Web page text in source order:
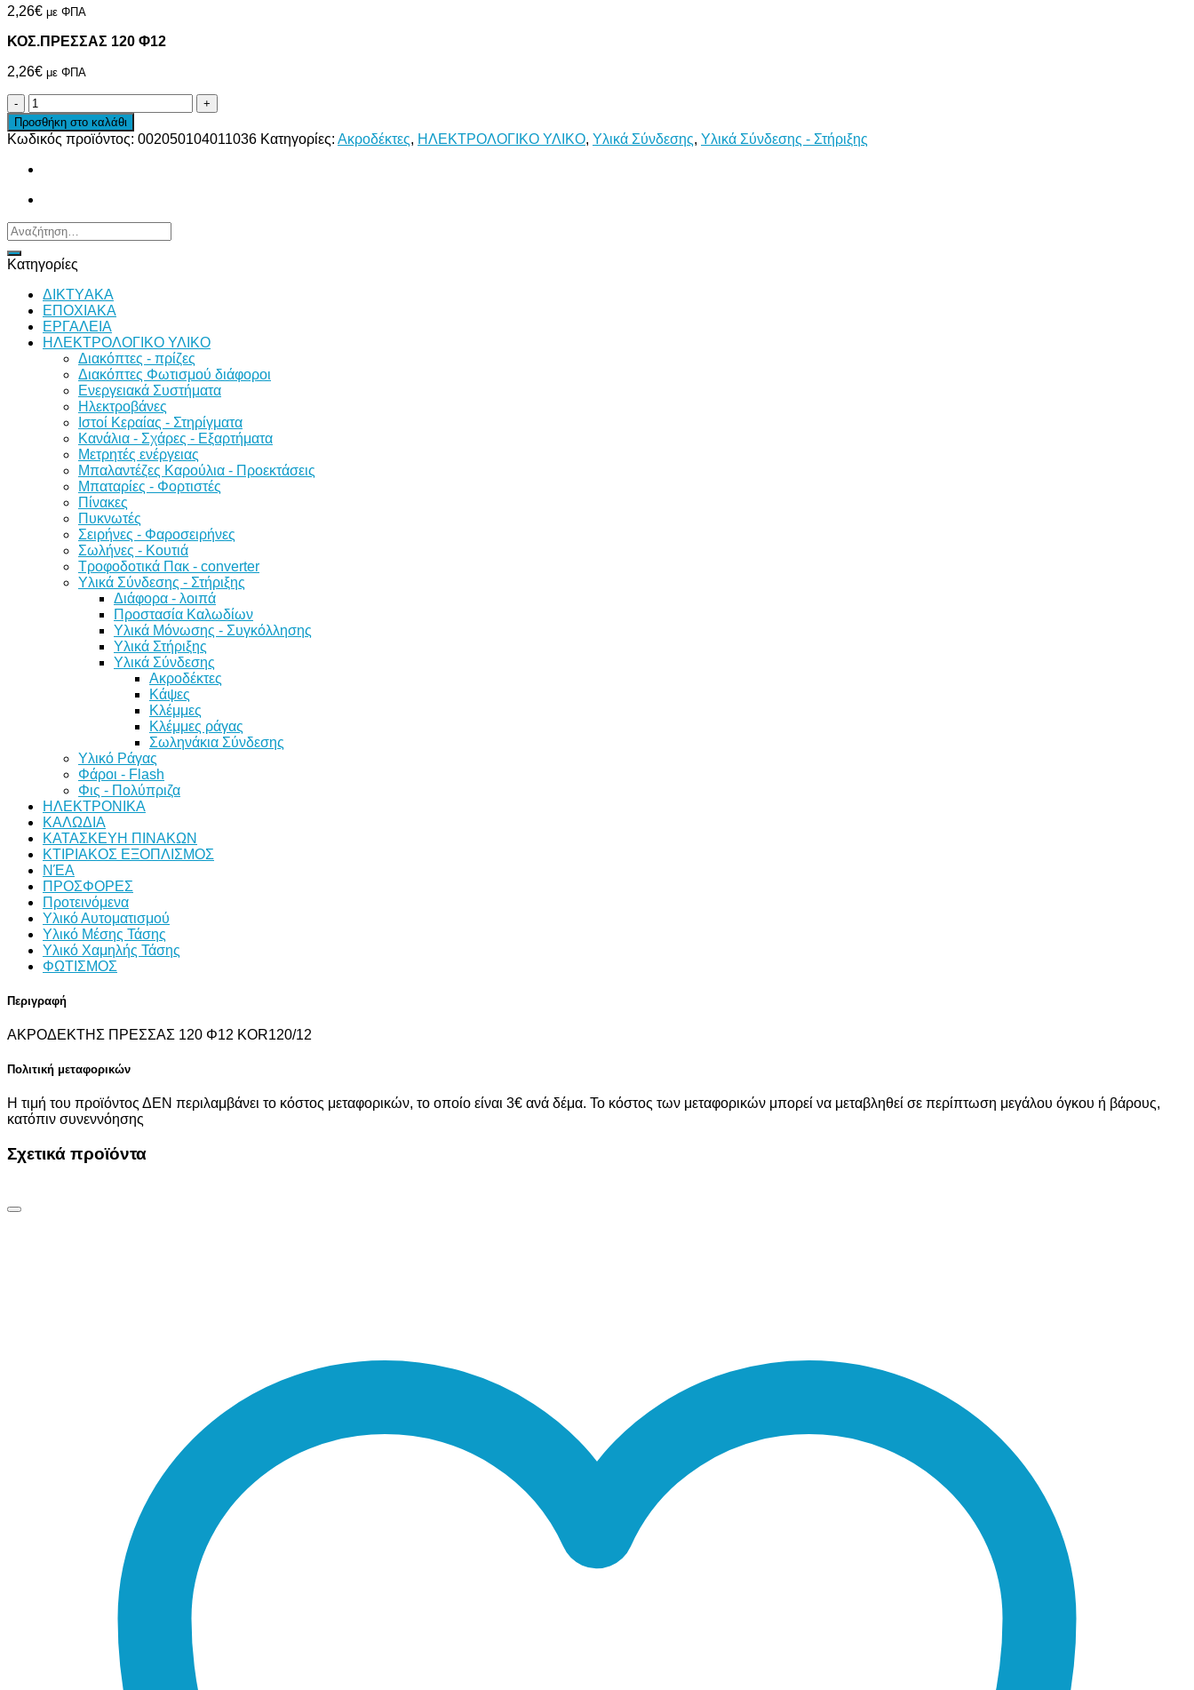
2,26€ με ΦΠΑ
ΚΟΣ.ΠΡΕΣΣΑΣ 120 Φ12
2,26€ με ΦΠΑ
ΚΟΣ.ΠΡΕΣΣΑΣ
120
Φ12
ποσότητα
Προσθήκη στο καλάθι
Κωδικός προϊόντος: 002050104011036 Κατηγορίες: Ακροδέκτες, ΗΛΕΚΤΡΟΛΟΓΙΚΟ ΥΛΙΚΟ, Υλικά Σύνδεσης, Υλικά Σύνδεσης - Στήριξης
Αναζήτηση
για:
Κατηγορίες
ΔΙKTΥAKA
ΕΠΟΧΙΑΚΑ
ΕΡΓΑΛΕΙΑ
ΗΛΕΚΤΡΟΛΟΓΙΚΟ ΥΛΙΚΟ
Διακόπτες - πρίζες
Διακόπτες Φωτισμού διάφοροι
Ενεργειακά Συστήματα
Ηλεκτροβάνες
Ιστοί Κεραίας - Στηρίγματα
Κανάλια - Σχάρες - Εξαρτήματα
Μετρητές ενέργειας
Μπαλαντέζες Καρούλια - Προεκτάσεις
Μπαταρίες - Φορτιστές
Πίνακες
Πυκνωτές
Σειρήνες - Φαροσειρήνες
Σωλήνες - Κουτιά
Τροφοδοτικά Πακ - converter
Υλικά Σύνδεσης - Στήριξης
Διάφορα - λοιπά
Προστασία Καλωδίων
Υλικά Μόνωσης - Συγκόλλησης
Υλικά Στήριξης
Υλικά Σύνδεσης
Ακροδέκτες
Κάψες
Κλέμμες
Κλέμμες ράγας
Σωληνάκια Σύνδεσης
Υλικό Ράγας
Φάροι - Flash
Φις - Πολύπριζα
ΗΛΕΚΤΡΟΝΙΚΑ
ΚΑΛΩΔΙΑ
ΚΑΤΑΣΚΕΥΗ ΠΙΝΑΚΩΝ
ΚΤΙΡΙΑΚΟΣ ΕΞΟΠΛΙΣΜΟΣ
ΝΈΑ
ΠΡΟΣΦΟΡΕΣ
Προτεινόμενα
Υλικό Αυτοματισμού
Υλικό Μέσης Τάσης
Υλικό Χαμηλής Τάσης
ΦΩΤΙΣΜΟΣ
Περιγραφή
ΑΚΡΟΔΕΚΤΗΣ ΠΡΕΣΣΑΣ 120 Φ12 KOR120/12
Πολιτική μεταφορικών
Η τιμή του προϊόντος ΔΕΝ περιλαμβάνει το κόστος μεταφορικών, το οποίο είναι 3€ ανά δέμα. Το κόστος των μεταφορικών μπορεί να μεταβληθεί σε περίπτωση μεγάλου όγκου ή βάρους,
κατόπιν συνεννόησης
Σχετικά προϊόντα